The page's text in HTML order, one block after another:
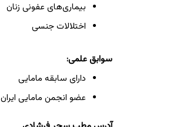
بیماری‌های عفونی زنان
اختلالات جنسی
سوابق علمی:
دارای سابقه مامایی
عضو انجمن مامایی ایران